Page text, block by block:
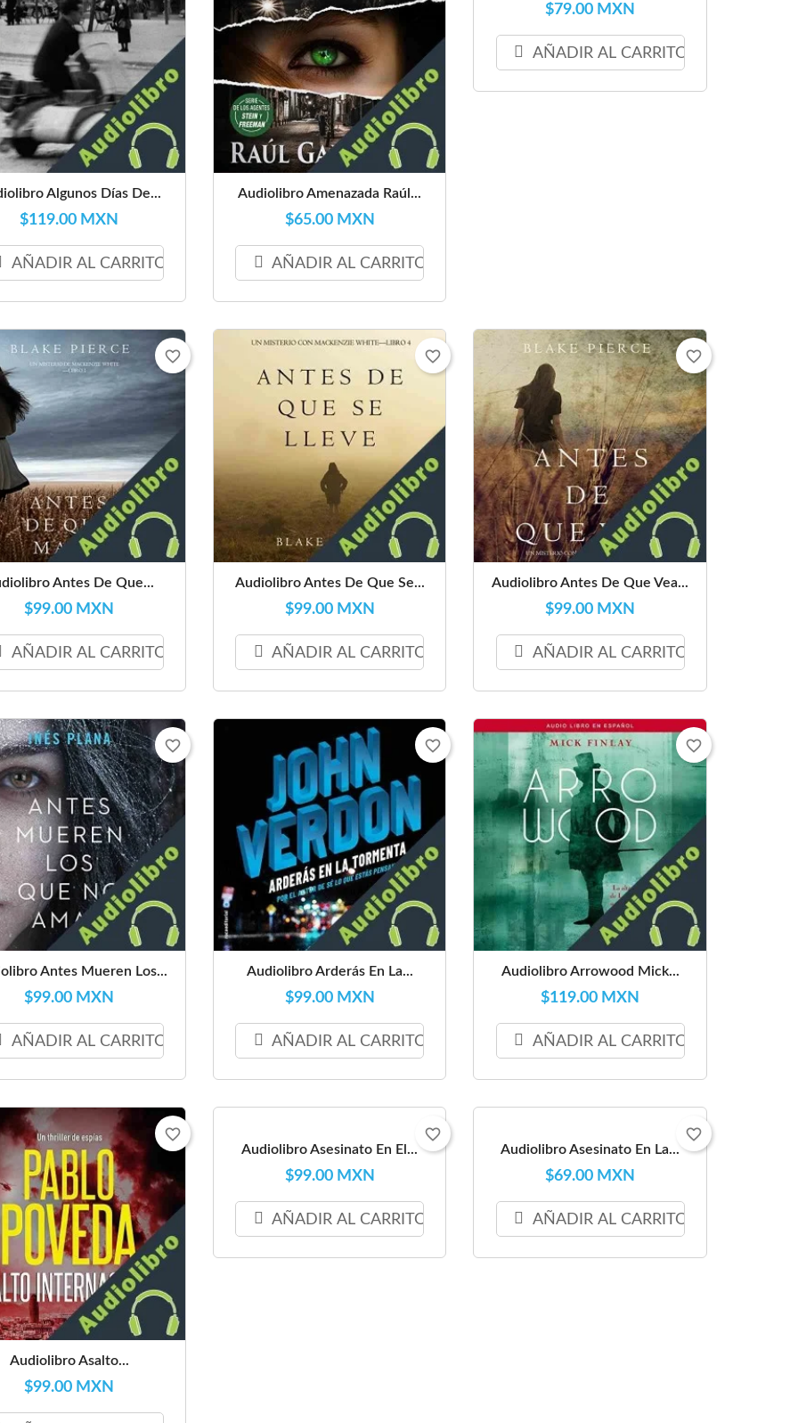
Algunos Días De...
$119.00 MXN
AÑADIR AL CARRITO
Audiolibro Amenazada Raúl...
$65.00 MXN
AÑADIR AL CARRITO
$79.00 MXN
AÑADIR AL CARRITO
Antes De Que...
$99.00 MXN
AÑADIR AL CARRITO
favorite_border
Audiolibro Antes De Que Se...
$99.00 MXN
AÑADIR AL CARRITO
favorite_border
Audiolibro Antes De Que Vea...
$99.00 MXN
AÑADIR AL CARRITO
favorite_border
Antes Mueren Los...
$99.00 MXN
AÑADIR AL CARRITO
favorite_border
Audiolibro Arderás En La...
$99.00 MXN
AÑADIR AL CARRITO
favorite_border
Audiolibro Arrowood Mick...
$119.00 MXN
AÑADIR AL CARRITO
favorite_border
Audiolibro Asalto...
$99.00 MXN
favorite_border
Audiolibro Asesinato En El...
$99.00 MXN
AÑADIR AL CARRITO
favorite_border
Audiolibro Asesinato En La...
$69.00 MXN
AÑADIR AL CARRITO
favorite_border